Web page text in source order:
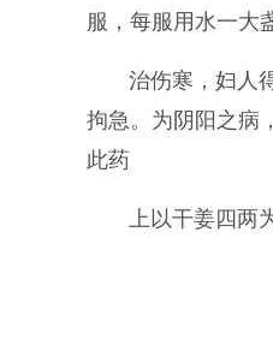
服，每服用水一大
治伤寒，妇人
拘急。为阴阳之病
此药
上以干姜四两